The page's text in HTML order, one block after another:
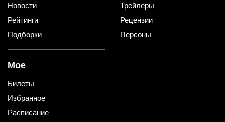
Новости
Рейтинги
Подборки
Трейлеры
Рецензии
Персоны
Мое
Билеты
Избранное
Расписание